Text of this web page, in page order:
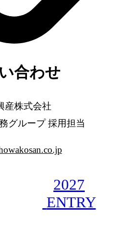
合わせ
産株式会社
グループ 採用担当
2027
ENTRY